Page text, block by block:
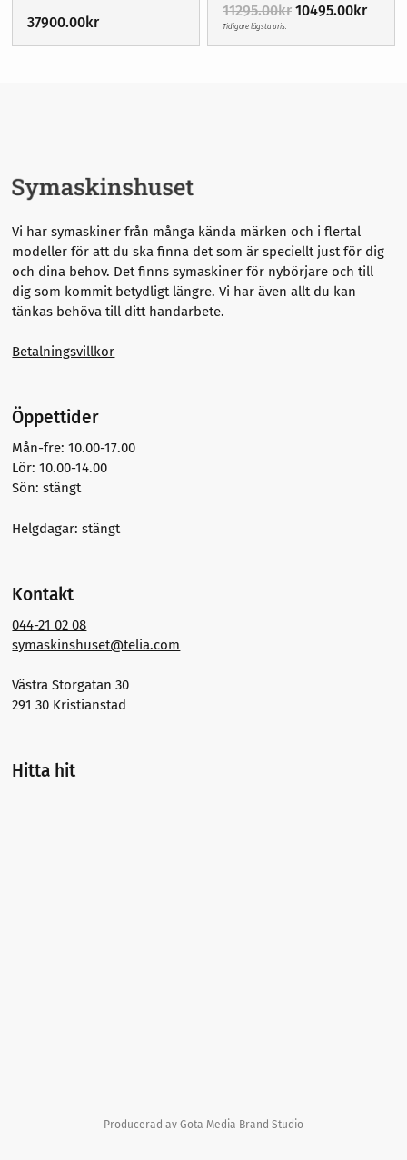
37900.00kr
11295.00kr Det
priset
10495.00krDet
priset
Tidigare lägsta pris:
Vi har symaskiner från många kända märken och i flertal
modeller för att du ska finna det som är speciellt just för dig
och dina behov. Det finns symaskiner för nybörjare och till
dig som kommit betydligt längre.Vi har även allt du kan
tänkas behöva till ditt handarbete.
Betalningsvillkor
Öppettider
Mån-fre: 10.00-17.00
Lör: 10.00-14.00
Sön: stängt
Helgdagar: stängt
Kontakt
044-21 02 08
symaskinshuset@telia.com
Västra Storgatan 30
291 30 Kristianstad
Hitta hit
Producerad av Gota Media Brand Studio